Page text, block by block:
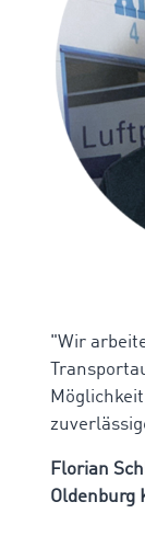
"Wir
Florian
Oldenburg